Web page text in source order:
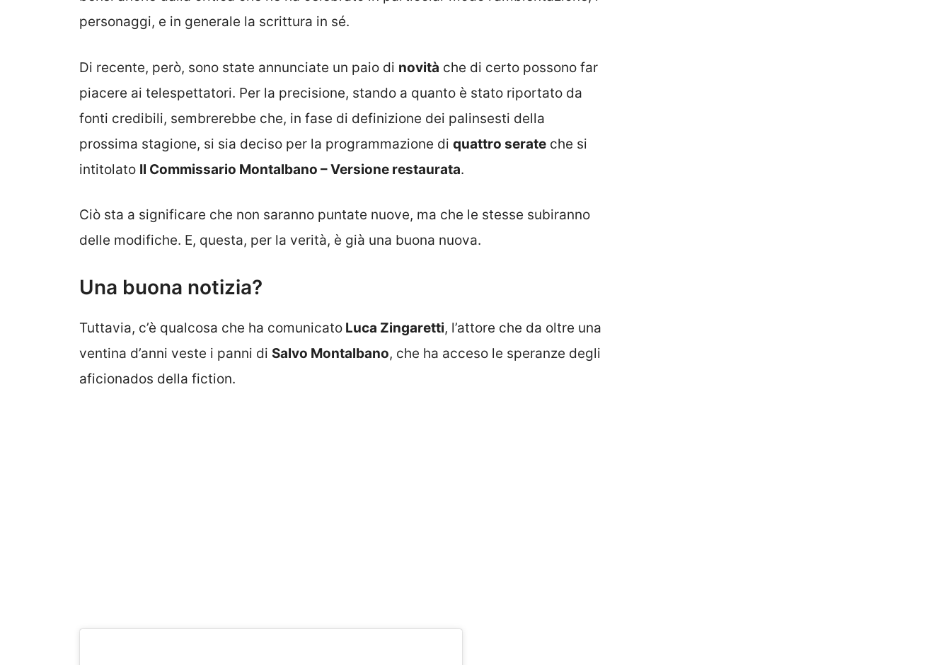
personaggi, e in generale la scrittura in sé.
Di recente, però, sono state annunciate un paio di novità che di certo possono far
piacere ai telespettatori. Per la precisione, stando a quanto è stato riportato da
fonti credibili, sembrerebbe che, in fase di definizione dei palinsesti della
prossima stagione, si sia deciso per la programmazione di quattro serate che si
intitolato Il Commissario Montalbano – Versione restaurata.
Ciò sta a significare che non saranno puntate nuove, ma che le stesse subiranno
delle modifiche. E, questa, per la verità, è già una buona nuova.
Una buona notizia?
Tuttavia, c’è qualcosa che ha comunicato Luca Zingaretti, l’attore che da oltre una
ventina d’anni veste i panni di Salvo Montalbano, che ha acceso le speranze degli
aficionados della fiction.